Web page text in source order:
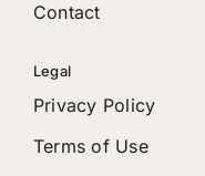
Contact
Legal
Privacy Policy
Terms of Use